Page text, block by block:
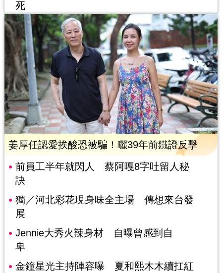
死
姜厚任認愛挨酸恐被騙！曬39年前鐵證反擊
前員工半年就閃人 蔡阿嘎8字吐留人秘
訣
獨／河北彩花現身味全主場 傳想來台發
展
Jennie大秀火辣身材 自曝曾感到自
卑
金鐘星光主持陣容曝 夏和熙木木續扛紅